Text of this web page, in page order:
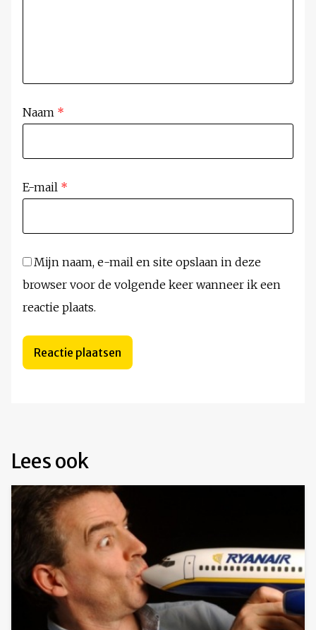
Naam *
E-mail *
Mijn naam, e-mail en site opslaan in deze
browser voor de volgende keer wanneer ik een
reactie plaats.
Lees ook